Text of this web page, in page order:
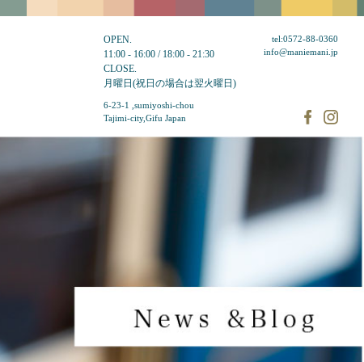
OPEN.
11:00 - 16:00 / 18:00 - 21:30
CLOSE.
月曜日(祝日の場合は翌火曜日)
6-23-1 ,sumiyoshi-chou
Tajimi-city,Gifu Japan
tel:0572-88-0360
info@maniemani.jp